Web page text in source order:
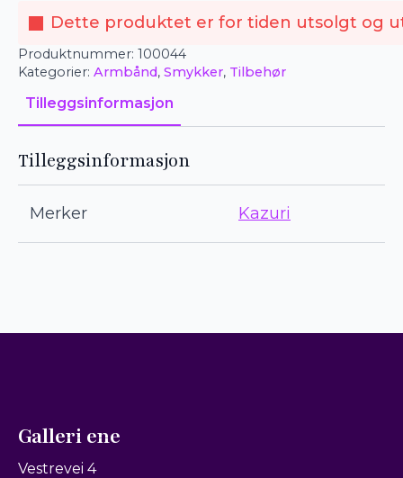
Dette produktet er for tiden utsolgt og
Produktnummer: 100044
Kategorier: Armbånd, Smykker, Tilbehør
Tilleggsinformasjon
Tilleggsinformasjon
Merker Kazuri
Galleri ene
Vestrevei 4